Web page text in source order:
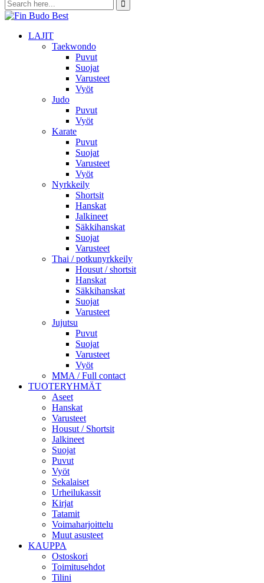
LAJIT
Taekwondo
Puvut
Suojat
Varusteet
Vyöt
Judo
Puvut
Vyöt
Karate
Puvut
Suojat
Varusteet
Vyöt
Nyrkkeily
Shortsit
Hanskat
Jalkineet
Säkkihanskat
Suojat
Varusteet
Thai / potkunyrkkeily
Housut / shortsit
Hanskat
Säkkihanskat
Suojat
Varusteet
Jujutsu
Puvut
Suojat
Varusteet
Vyöt
MMA / Full contact
TUOTERYHMÄT
Aseet
Hanskat
Varusteet
Housut / Shortsit
Jalkineet
Suojat
Puvut
Vyöt
Sekalaiset
Urheilukassit
Kirjat
Tatamit
Voimaharjoittelu
Muut asusteet
KAUPPA
Ostoskori
Toimitusehdot
Tilini